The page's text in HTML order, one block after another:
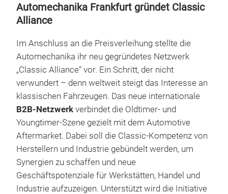
Automechanika Frankfurt gründet Classic
Alliance
Im Anschluss an die Preisverleihung stellte die
Automechanika ihr neu gegründetes Netzwerk
„Classic Alliance“ vor. Ein Schritt, der nicht
verwundert – denn weltweit steigt das Interesse an
klassischen Fahrzeugen. Das neue internationale
B2B-Netzwerk verbindet die Oldtimer- und
Youngtimer-Szene gezielt mit dem Automotive
Aftermarket. Dabei soll die Classic-Kompetenz von
Herstellern und Industrie gebündelt werden, um
Synergien zu schaffen und neue
Geschäftspotenziale für Werkstätten, Handel und
Industrie aufzuzeigen. Unterstützt wird die Initiative